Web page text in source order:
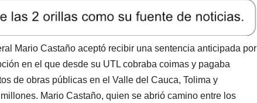
Mario Castaño aceptó recibir una sentencia anticipada por
en el que desde su UTL cobraba coimas y pagaba
de obras públicas en el Valle del Cauca, Tolima y
Mario Castaño, quien se abrió camino entre los